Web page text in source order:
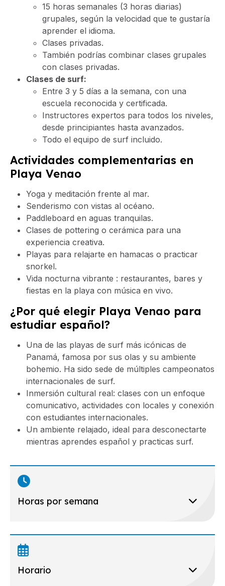
15 horas semanales (3 horas diarias)
grupales, según la velocidad que te gustaría
aprender el idioma.
Clases privadas.
También podrías combinar clases grupales
con clases privadas.
Clases de surf:
Entre 3 y 5 días a la semana, con una
escuela reconocida y certificada.
Instructores expertos para todos los niveles,
desde principiantes hasta avanzados.
Todo el equipo de surf incluido.
Actividades complementarias en
Playa Venao
Yoga y meditación frente al mar.
Senderismo con vistas al océano.
Paddleboard en aguas tranquilas.
Clases de pottering o cerámica para una
experiencia creativa.
Playas para relajarte en hamacas o practicar
snorkel.
Vida nocturna vibrante : restaurantes, bares y
fiestas en la playa con música en vivo.
¿Por qué elegir Playa Venao para
estudiar español?
Una de las playas de surf más icónicas de
Panamá, famosa por sus olas y su ambiente
bohemio. Ha sido sede de múltiples campeonatos
internacionales de surf.
Inmersión cultural real: clases con un enfoque
comunicativo, actividades con locales y conexión
con estudiantes internacionales.
Un ambiente relajado, ideal para desconectarte
mientras aprendes español y practicas surf.
Horas por semana
Horario